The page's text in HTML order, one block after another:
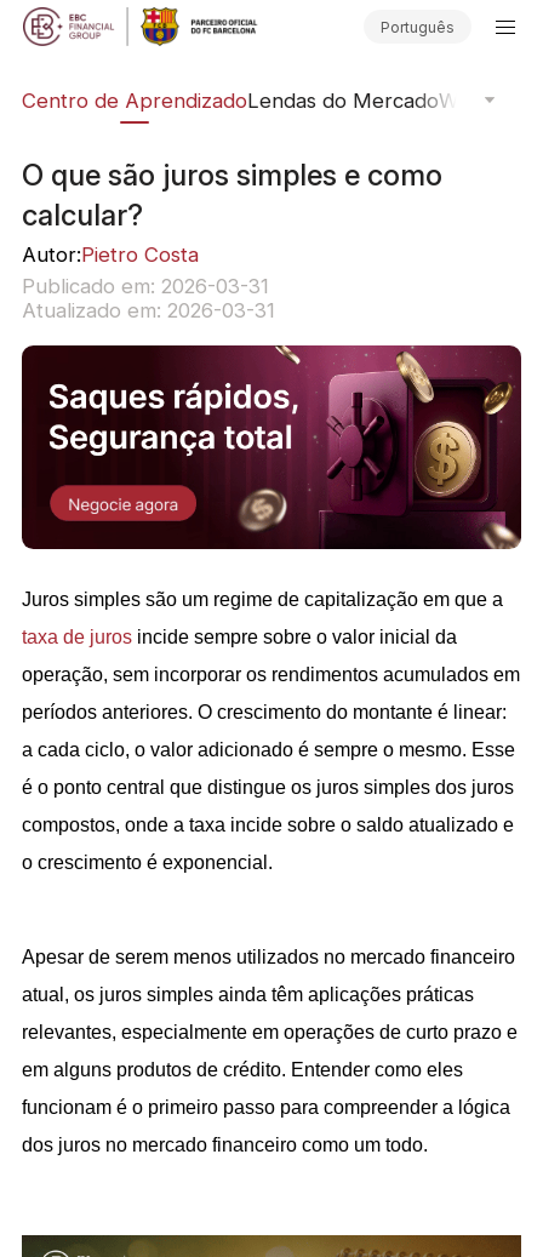
Português
Centro de AprendizadoLendas do MercadoWebinars
O que são juros simples e como
calcular?
Autor:Pietro Costa
Publicado em: 2026-03-31
Atualizado em: 2026-03-31
taxa de juros incide sempre sobre o valor inicial da
operação, sem incorporar os rendimentos acumulados em
períodos anteriores. O crescimento do montante é linear:
a cada ciclo, o valor adicionado é sempre o mesmo. Esse
é o ponto central que distingue os juros simples dos juros
compostos, onde a taxa incide sobre o saldo atualizado e
o crescimento é exponencial.
Apesar de serem menos utilizados no mercado financeiro
atual, os juros simples ainda têm aplicações práticas
relevantes, especialmente em operações de curto prazo e
em alguns produtos de crédito. Entender como eles
funcionam é o primeiro passo para compreender a lógica
dos juros no mercado financeiro como um todo.